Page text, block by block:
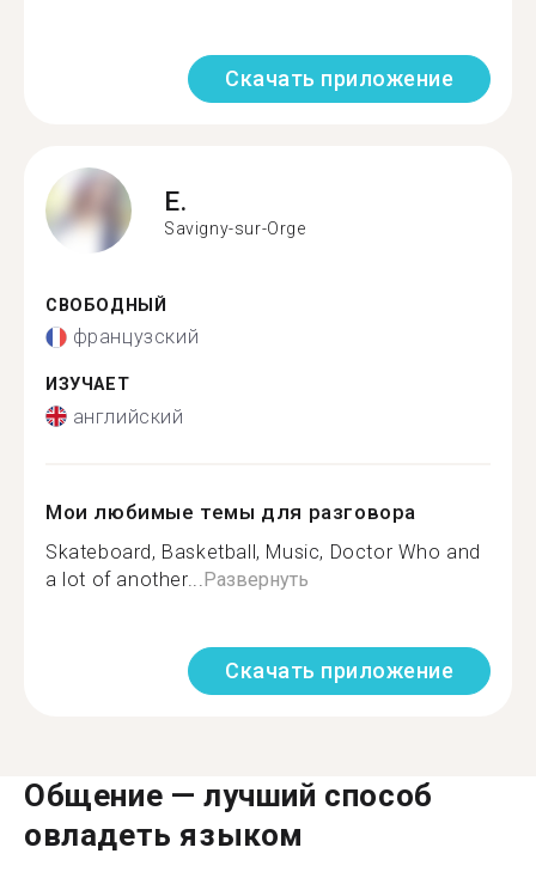
Скачать приложение
E.
Savigny-sur-Orge
СВОБОДНЫЙ
французский
ИЗУЧАЕТ
английский
Мои любимые темы для разговора
Skateboard, Basketball, Music, Doctor Who and
a lot of another... Развернуть
Скачать приложение
Общение — лучший способ
овладеть языком